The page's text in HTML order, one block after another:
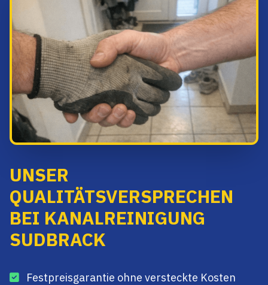
UNSER
QUALITÄTSVERSPRECHEN
BEI KANALREINIGUNG
SUDBRACK
Festpreisgarantie ohne versteckte Kosten